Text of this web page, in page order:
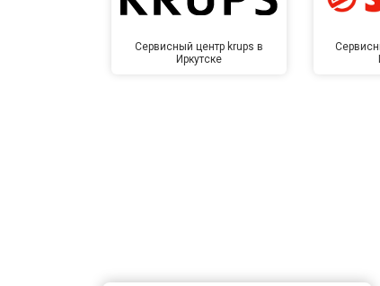
Сервисный центр krups в
Иркутске